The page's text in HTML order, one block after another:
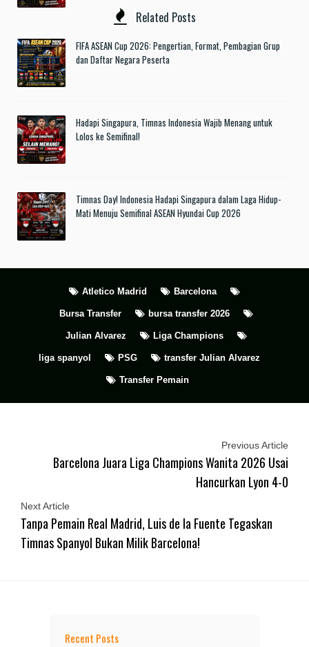
Related Posts
FIFA ASEAN Cup 2026: Pengertian, Format, Pembagian Grup
dan Daftar Negara Peserta
Hadapi Singapura, Timnas Indonesia Wajib Menang untuk
Lolos ke Semifinal!
Timnas Day! Indonesia Hadapi Singapura dalam Laga Hidup-
Mati Menuju Semifinal ASEAN Hyundai Cup 2026
Atletico Madrid Barcelona
Bursa Transfer bursa transfer 2026
Julian Alvarez Liga Champions
liga spanyol PSG transfer Julian Alvarez
Transfer Pemain
Previous Article
Barcelona Juara Liga Champions Wanita 2026 Usai
Hancurkan Lyon 4-0
Next Article
Tanpa Pemain Real Madrid, Luis de la Fuente Tegaskan
Timnas Spanyol Bukan Milik Barcelona!
Recent Posts